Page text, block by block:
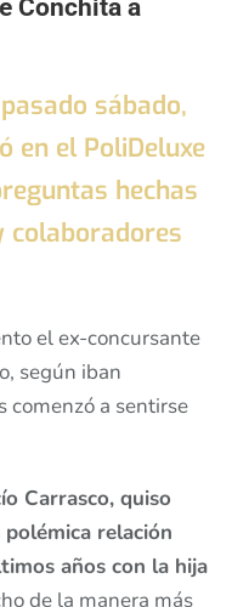
Conchita a
sábado,
en el PoliDeluxe
hechas
el ex-concursante
según iban
comenzó a sentirse
Carrasco, quiso
relación
años con la hija
de la manera más